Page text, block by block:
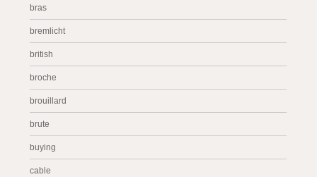
bras
bremlicht
british
broche
brouillard
brute
buying
cable